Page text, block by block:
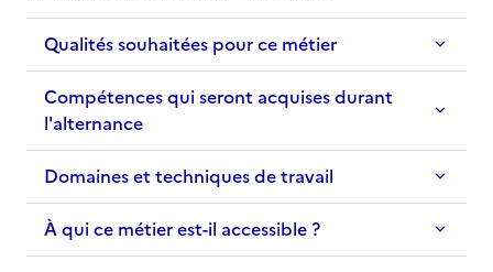
Qualités souhaitées pour ce métier
Compétences qui seront acquises durant
l'alternance
Domaines et techniques de travail
À qui ce métier est-il accessible ?